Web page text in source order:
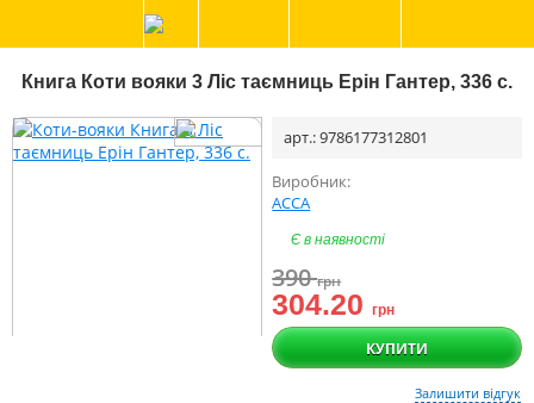
Книга Коти вояки 3 Ліс таємниць Ерін Гантер, 336 с.
арт.: 9786177312801
Виробник:
АССА
Є в наявності
390грн
304.20грн
КУПИТИ
Залишити відгук